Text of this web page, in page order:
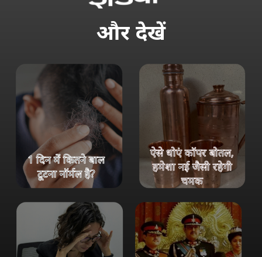
और देखें
1 दिन में कितने बाल
टूटना नॉर्मल है?
ऐसे धोएं कॉपर बोतल,
हमेशा नई जैसी रहेगी
चमक